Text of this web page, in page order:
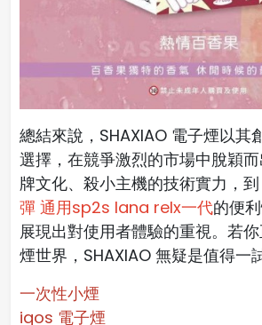
總結來說，SHAXIAO 電子煙以其
選擇，在競爭激烈的市場中脫穎
牌文化、殺小主機的技術實力，到
彈 通用sp2s lana relx一代的便
展現出對使用者體驗的重視。若
煙世界，SHAXIAO 無疑是值得一
一次性小煙
iqos 電子煙​